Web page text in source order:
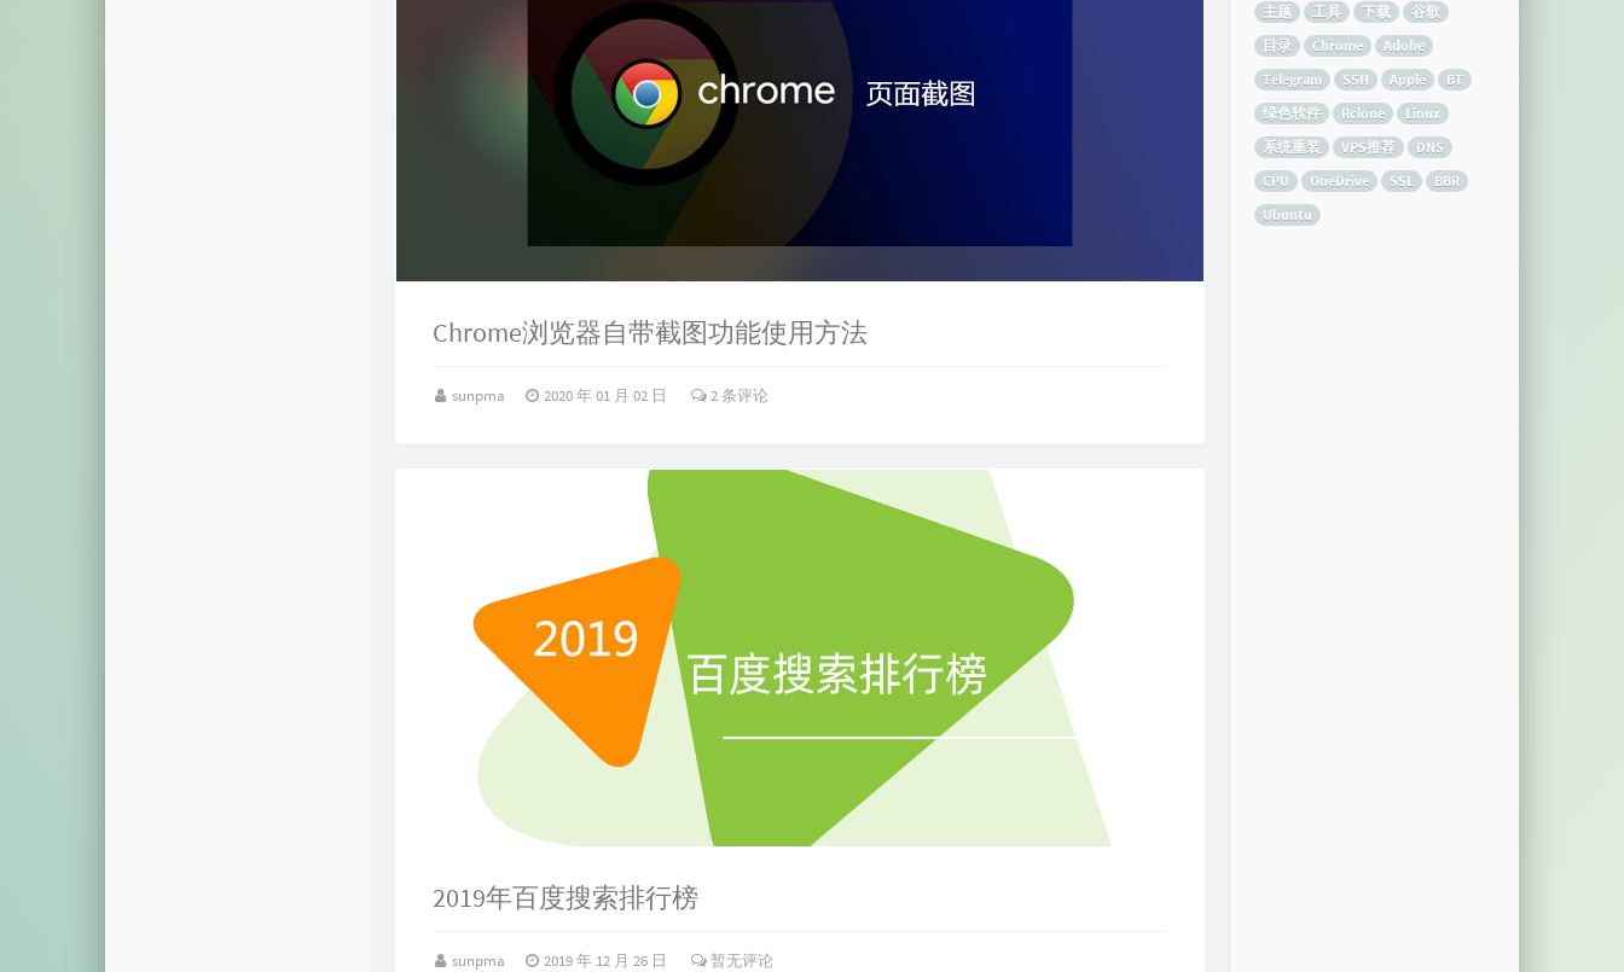
Chrome浏览器自带截图功能使用方法
sunpma 2020 年 01 月 02 日 2 条评论
2019年百度搜索排行榜
sunpma 2019 年 12 月 26 日 暂无评论
主题
工具 下载
谷歌
目录
Chrome
Adobe
Telegram
SSH Apple
BT
绿色软件
Rclone
Linux
系统重装
VPS推荐
DNS
CPU
OneDrive SSL
BBR
Ubuntu